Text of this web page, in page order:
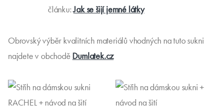
článku:Jak se šijí jemné látky
Obrovský výběr kvalitních materiálů vhodných na tuto sukni
najdete v obchodě Dumlatek.cz